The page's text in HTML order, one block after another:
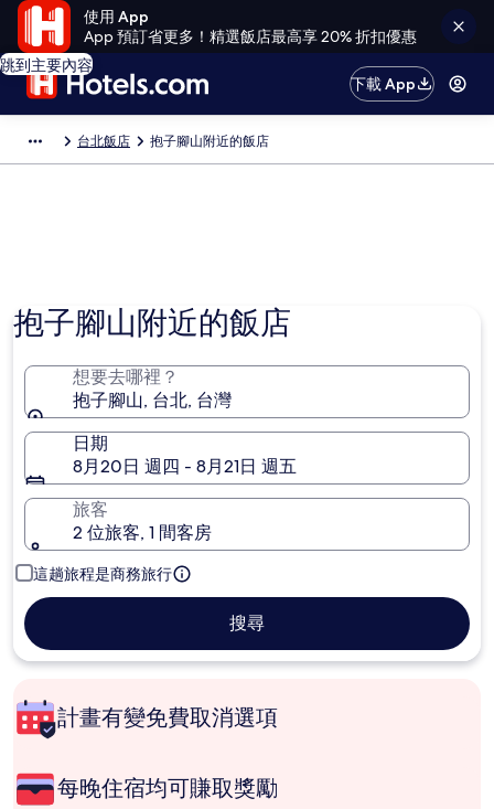
使用 App
App 預訂省更多！精選飯店最高享 20% 折扣優惠
跳到主要內容
下載 App
台北飯店 抱子腳山附近的飯店
抱子腳山附近的飯店
想要去哪裡？
抱子腳山, 台北, 台灣
日期
8月20日 週四 - 8月21日 週五
旅客
2 位旅客, 1 間客房
這趟旅程是商務旅行
搜尋
計畫有變免費取消選項
每晚住宿均可賺取獎勵